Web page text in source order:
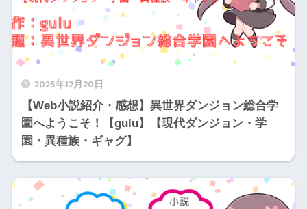
2025年12月20日
【Web小説紹介・感想】異世界ダンジョン総合学
園へようこそ！【gulu】【現代ダンジョン・学
園・異種族・ギャグ】